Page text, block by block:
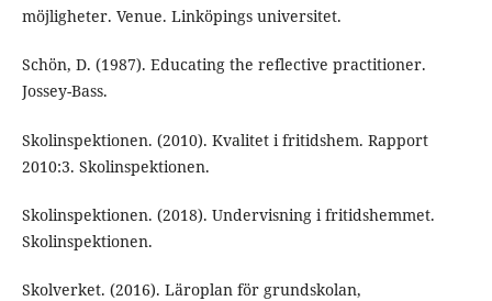
möjligheter. Venue. Linköpings universitet.
Schön, D. (1987). Educating the reflective practitioner.
Jossey-Bass.
Skolinspektionen. (2010). Kvalitet i fritidshem. Rapport
2010:3. Skolinspektionen.
Skolinspektionen. (2018). Undervisning i fritidshemmet.
Skolinspektionen.
Skolverket. (2016). Läroplan för grundskolan,